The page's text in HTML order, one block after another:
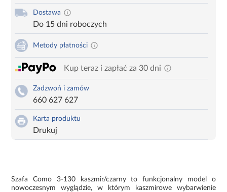
Dostawa
Do 15 dni roboczych
Metody płatności
Kup teraz i zapłać za 30 dni
Zadzwoń i zamów
660 627 627
Karta produktu
Drukuj
Szafa Como 3-130 kaszmir/czarny to funkcjonalny model o
nowoczesnym wyglądzie, w którym kaszmirowe wybarwienie